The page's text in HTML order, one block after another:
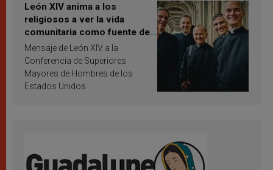
León XIV anima a los
religiosos a ver la vida
comunitaria como fuente de
inspiración y santificación
Mensaje de León XIV a la
Conferencia de Superiores
Mayores de Hombres de los
Estados Unidos